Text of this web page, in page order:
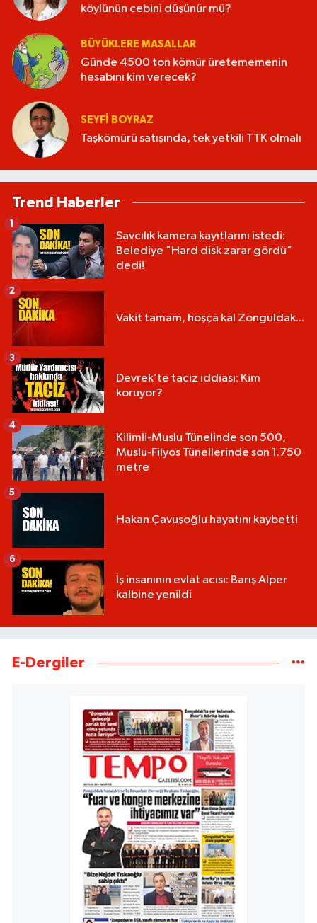
köylünün cebini düşünür mü?
BÜYÜKLERE MASALLAR
Günde 4500 ton kömür üretememenin
hesabını kim verecek?
SEYFI BOYRAZ
Taşkömürü satışında, tek yetkili TTK olmalı
Trend Haberler
Savcılık kamera kayıtlarını istedi:
Belediye "Hard disk zarar gördü"
dedi!
1
Vakit tamam, hoşça kal Zonguldak...
2
Devrek’te taciz iddiası: Kim
koruyor?
3
Kilimli-Muslu Tünelinde son 500,
Muslu-Filyos Tünellerinde son 1.750
metre
4
Hakan Çavuşoğlu hayatını kaybetti
5
İş insanının evlat acısı: Barış Alper
kalbine yenildi
6
E-Dergiler